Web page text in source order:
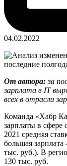
04.02.2022
От автора:за
зарплата в IT
всех в отрасли
Команда «Хабр
зарплаты в сфере
2021 средняя
большая
тыс. руб.). В
130 тыс. руб.